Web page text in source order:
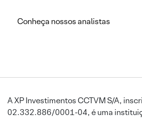
Conheça nossos analistas
A XP Investimentos CCTVM S/A,
02.332.886/0001-04, é uma